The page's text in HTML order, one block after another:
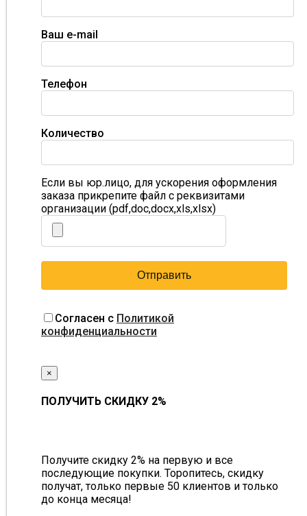
Ваш e-mail
Телефон
Количество
Если вы юр.лицо, для ускорения оформления
заказа прикрепите файл с реквизитами
организации (pdf,doc,docx,xls,xlsx)
Согласен с Политикой
конфиденциальности
×
ПОЛУЧИТЬ СКИДКУ 2%
Получите скидку 2% на первую и все
последующие покупки. Торопитесь, скидку
получат, только первые 50 клиентов и только
до конца месяца!